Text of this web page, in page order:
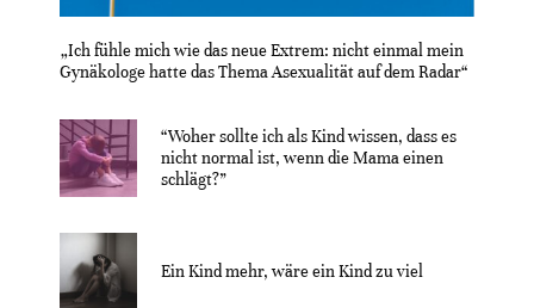
„Ich fühle mich wie das neue Extrem: nicht einmal mein
Gynäkologe hatte das Thema Asexualität auf dem Radar“
“Woher sollte ich als Kind wissen, dass es
nicht normal ist, wenn die Mama einen
schlägt?”
Ein Kind mehr, wäre ein Kind zu viel